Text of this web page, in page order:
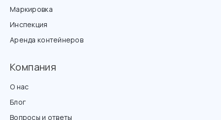
Маркировка
Инспекция
Аренда контейнеров
Компания
О нас
Блог
Вопросы и ответы